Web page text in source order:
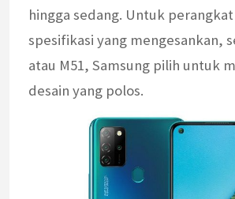
hingga sedang. Untuk
spesifikasi yang mengesankan,
atau M51, Samsung pilih untuk
desain yang polos.